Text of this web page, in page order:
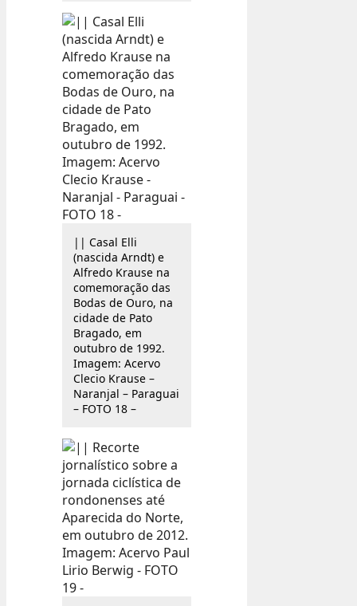
|| Casal Elli
(nascida Arndt) e
Alfredo Krause na
comemoração das
Bodas de Ouro, na
cidade de Pato
Bragado, em
outubro de 1992.
Imagem: Acervo
Clecio Krause –
Naranjal – Paraguai
– FOTO 18 –